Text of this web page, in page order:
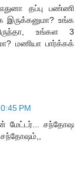
தப்பு பண்ணி
உங்க
உங்கள 3
மணியா பார்க்கக்
PM
மேட்டர்... சந்தோஷ